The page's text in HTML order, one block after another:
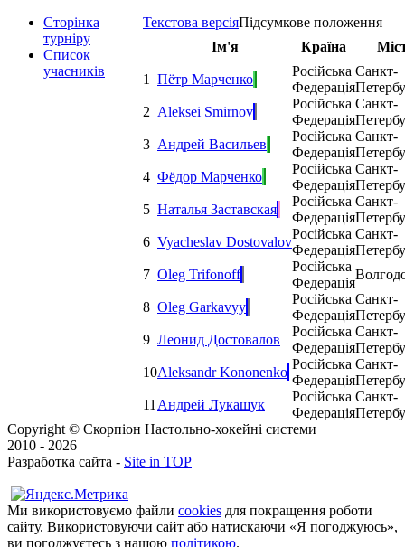
Сторінка
турніру
Список
учасників
Текстова версіяПідсумкове положення
Ім'я
Країна
1 Пётр Марченко
Російська
Федерація
Санкт-
2 Aleksei Smirnov
Російська
Федерація
Санкт-
3 Андрей Васильев
Російська
Федерація
Санкт-
4 Фёдор Марченко
Російська
Федерація
Санкт-
5 Наталья Заставская
Російська
Федерація
Санкт-
6 Vyacheslav Dostovalov
Російська
Федерація
Санкт-
7 Oleg Trifonoff
Російська
Федерація
8 Oleg Garkavyy
Російська
Федерація
Санкт-
9 Леонид Достовалов
Російська
Федерація
Санкт-
10Aleksandr Kononenko
Російська
Федерація
Санкт-
11 Андрей Лукашук
Російська
Федерація
Санкт-
Copyright © Скорпіон Настольно-хокейні системи
2010 - 2026
Разработка сайта - Site in TOP
Ми використовуємо файли cookies для покращення роботи
сайту. Використовуючи сайт або натискаючи «Я погоджуюсь»,
ви погоджуєтесь з нашою політикою.